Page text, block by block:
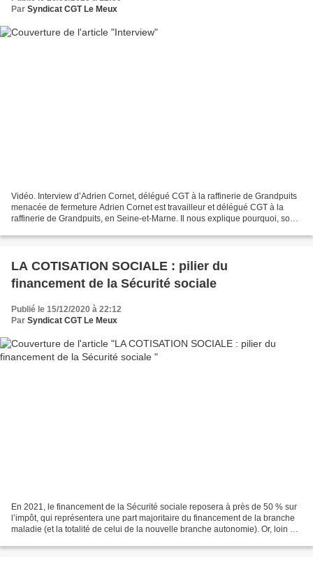
Par Syndicat CGT Le Meux
Vidéo. Interview d’Adrien Cornet, délégué CGT à la raffinerie de Grandpuits
menacée de fermeture Adrien Cornet est travailleur et délégué CGT à la
raffinerie de Grandpuits, en Seine-et-Marne. Il nous explique pourquoi, sous
LA COTISATION SOCIALE : pilier du
financement de la Sécurité sociale
Publié le 15/12/2020 à 22:12
Par Syndicat CGT Le Meux
En 2021, le financement de la Sécurité sociale reposera à près de 50 % sur
l’impôt, qui représentera une part majoritaire du financement de la branche
maladie (et la totalité de celui de la nouvelle branche autonomie). Or, loin de